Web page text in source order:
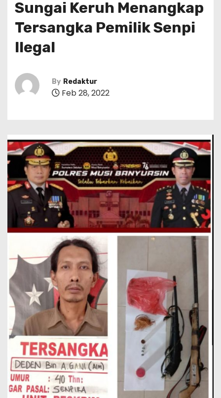
Sungai Keruh Menangkap
Tersangka Pemilik Senpi
Ilegal
By Redaktur
Feb 28, 2022